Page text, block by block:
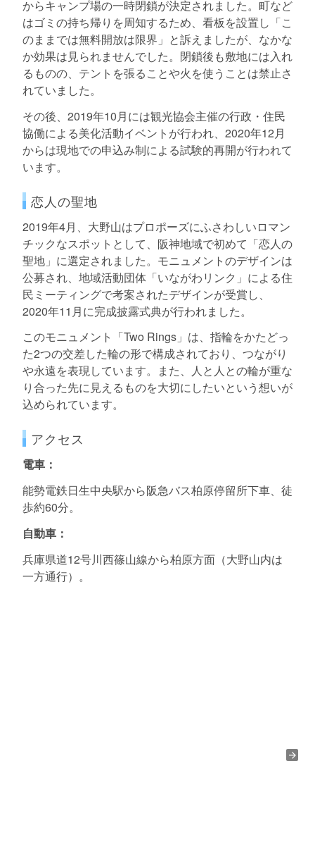
からキャンプ場の一時閉鎖が決定されました。町など
はゴミの持ち帰りを周知するため、看板を設置し「こ
のままでは無料開放は限界」と訴えましたが、なかな
か効果は見られませんでした。閉鎖後も敷地には入れ
るものの、テントを張ることや火を使うことは禁止さ
れていました。
その後、2019年10月には観光協会主催の行政・住民
協働による美化活動イベントが行われ、2020年12月
からは現地での申込み制による試験的再開が行われて
います。
恋人の聖地
2019年4月、大野山はプロポーズにふさわしいロマン
チックなスポットとして、阪神地域で初めて「恋人の
聖地」に選定されました。モニュメントのデザインは
公募され、地域活動団体「いながわリンク」による住
民ミーティングで考案されたデザインが受賞し、
2020年11月に完成披露式典が行われました。
このモニュメント「Two Rings」は、指輪をかたどっ
た2つの交差した輪の形で構成されており、つながり
や永遠を表現しています。また、人と人との輪が重な
り合った先に見えるものを大切にしたいという想いが
込められています。
アクセス
電車：
能勢電鉄日生中央駅から阪急バス柏原停留所下車、徒
歩約60分。
自動車：
兵庫県道12号川西篠山線から柏原方面（大野山内は
一方通行）。